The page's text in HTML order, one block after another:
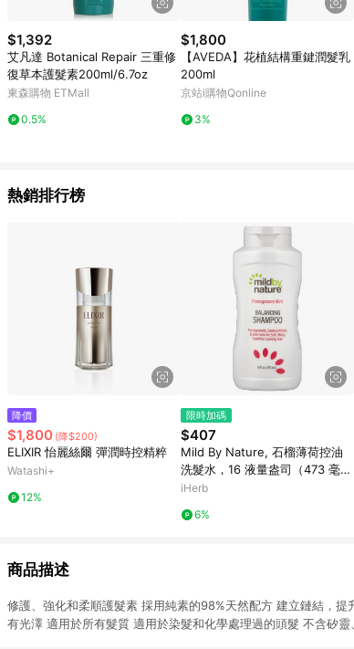
$1,392
艾凡達 Botanical Repair 三重修
復草本護髮素200ml/6.7oz
東森購物 ETMall
0.5%
$1,800
【AVEDA】花植結構重鍵潤髮乳
200ml
京站i購物Qonline
3%
熱銷排行榜
降價
$1,800 (降$200)
ELIXIR 怡麗絲爾 彈潤時控精粹
Watashi+
12%
限時加碼
$407
Mild By Nature, 石榴薄荷控油
洗髮水，16 液量盎司（473 毫
升）
iHerb
6%
商品描述
修護、強化和柔順護髮素 採用純素的98%天然配方 建立鏈結，
有光澤 適用於所有髮質 適用於染髮和化學處理過的頭髮 不含矽